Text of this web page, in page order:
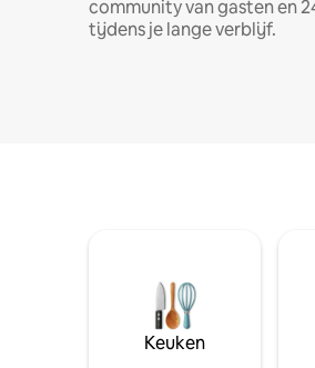
community van gasten en
tijdens je lange verblijf.
Keuken